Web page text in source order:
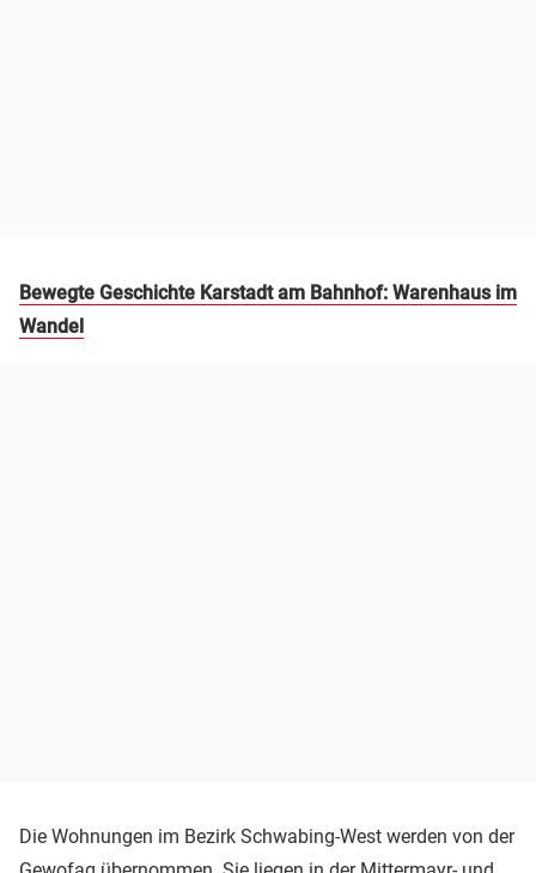
Bewegte Geschichte Karstadt am Bahnhof: Warenhaus im
Wandel
Die Wohnungen im Bezirk Schwabing-West werden von der